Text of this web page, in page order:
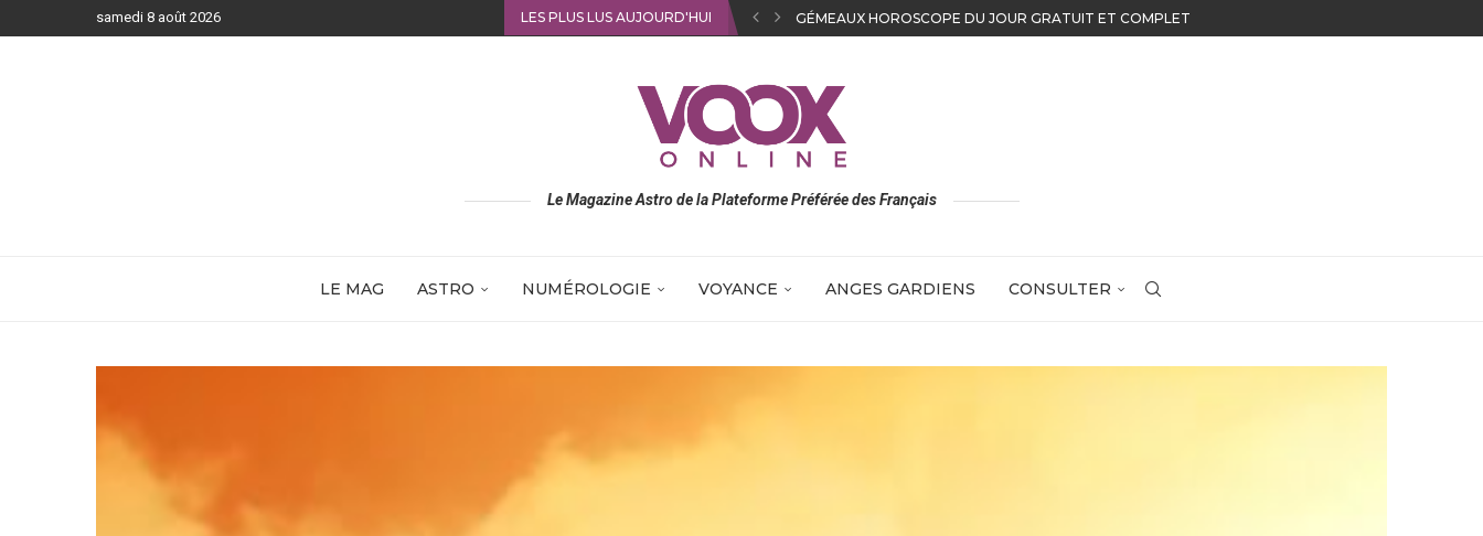
samedi 8 août 2026 LES PLUS LUS AUJOURD'HUI SAGITTAIRE HOROSCOPE DU JOUR GRATUIT ET COMPLET
Le Magazine Astro de la Plateforme Préférée des Français
LE MAG ASTRO NUMÉROLOGIE VOYANCE ANGES GARDIENS CONSULTER